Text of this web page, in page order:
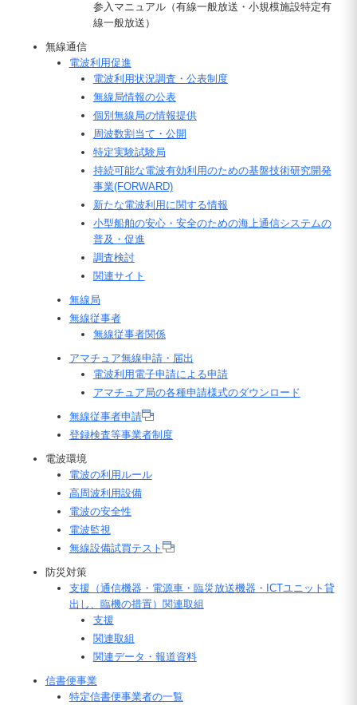
参入マニュアル（有線一般放送・小規模施設特定有
線一般放送）
無線通信
電波利用促進
電波利用状況調査・公表制度
無線局情報の公表
個別無線局の情報提供
周波数割当て・公開
特定実験試験局
持続可能な電波有効利用のための基盤技術研究開発
事業(FORWARD)
新たな電波利用に関する情報
小型船舶の安心・安全のための海上通信システムの
普及・促進
調査検討
関連サイト
無線局
無線従事者
無線従事者関係
アマチュア無線申請・届出
電波利用電子申請による申請
アマチュア局の各種申請様式のダウンロード
無線従事者申請
登録検査等事業者制度
電波環境
電波の利用ルール
高周波利用設備
電波の安全性
電波監視
無線設備試買テスト
防災対策
支援（通信機器・電源車・臨災放送機器・ICTユニット貸
出し、臨機の措置）関連取組
支援
関連取組
関連データ・報道資料
信書便事業
特定信書便事業者の一覧